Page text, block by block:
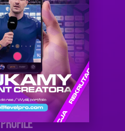
HOME
O NAS
OFERTA
PROFILE